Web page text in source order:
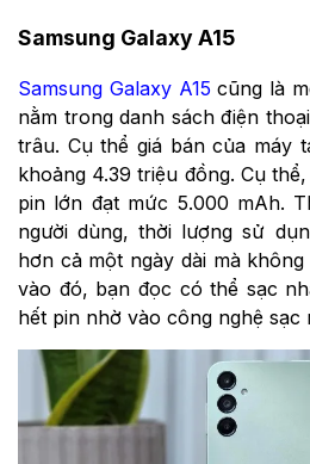
Samsung Galaxy A15
Samsung Galaxy A15 cũng là
nằm trong danh sách điện
trâu. Cụ thể giá bán của máy
khoảng 4.39 triệu đồng. Cụ
pin lớn đạt mức 5.000 mAh.
người dùng, thời lượng sử
hơn cả một ngày dài mà
vào đó, bạn đọc có thể sạc
hết pin nhờ vào công nghệ sạc